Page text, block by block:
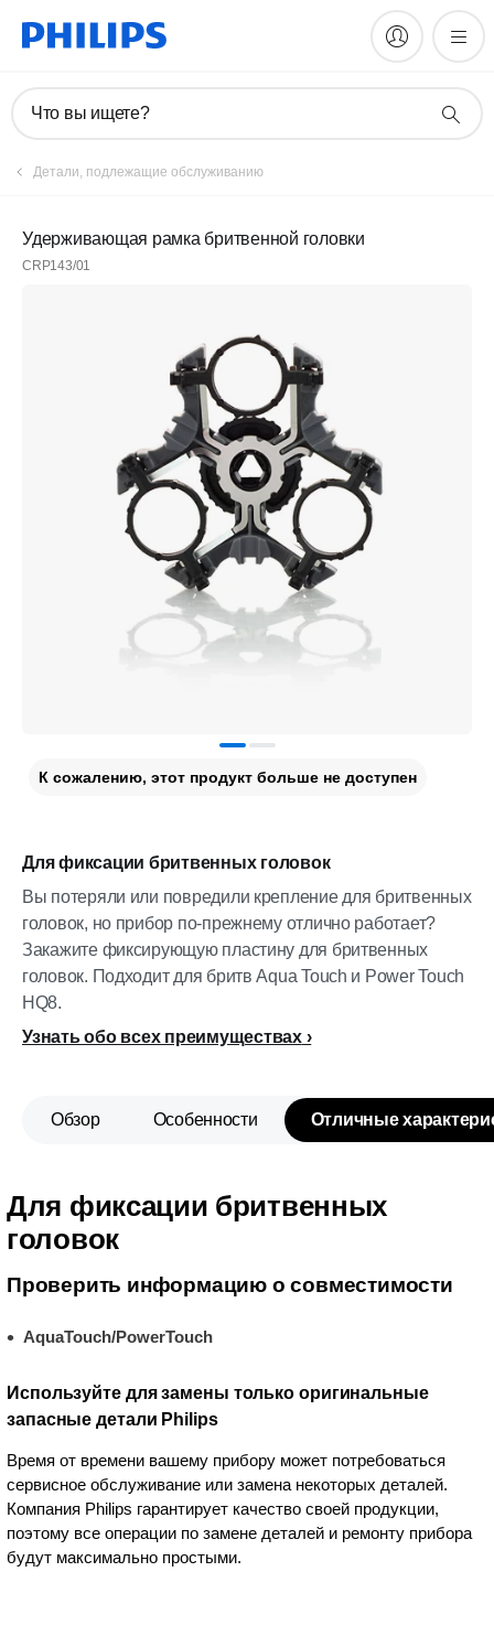
Что вы ищете?
Детали, подлежащие обслуживанию
Удерживающая рамка бритвенной головки
CRP143/01
Для фиксации бритвенных головок
Вы потеряли или повредили крепление для бритвенных
головок, но прибор по-прежнему отлично работает?
Закажите фиксирующую пластину для бритвенных
головок. Подходит для бритв Aqua Touch и Power Touch
HQ8.
Узнать обо всех преимуществах
К сожалению, этот продукт больше не доступен
Обзор Особенности Отличные
Для фиксации бритвенных
головок
Проверить информацию о совместимости
AquaTouch/PowerTouch
Используйте для замены только оригинальные
запасные детали Philips
Время от времени вашему прибору может потребоваться
сервисное обслуживание или замена некоторых деталей.
Компания Philips гарантирует качество своей продукции,
поэтому все операции по замене деталей и ремонту прибора
будут максимально простыми.